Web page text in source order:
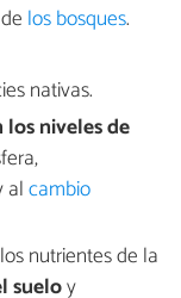
los bosques.
nativas.
niveles de
cambio
nutrientes de la
sueloy